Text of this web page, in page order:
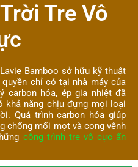
Tre Vô
Bamboo sở hữu kỹ thuật
chỉ có tại nhà máy của
carbon hóa, ép gia nhiệt đã
khả năng chịu đựng mọi loại
Quá trình carbon hóa giúp
chống mối mọt và cong vênh
công trình tre vô cực ấn